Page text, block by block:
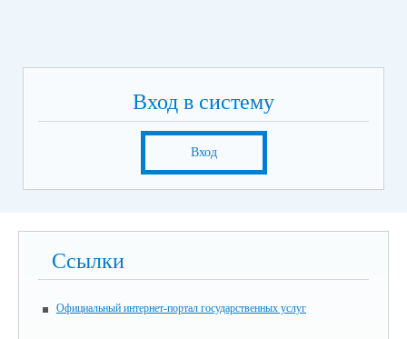
Вход в систему
Вход
Ссылки
Официальный интернет-портал государственных услуг